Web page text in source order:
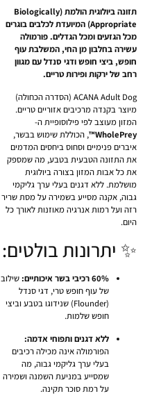
תזונה ביולוגית הולמת (Biologically
Appropriate) המיועדת לכלבים בוגרים
מכל הגזעים ומכל הגדלים. פורמולה
עשירה בחלבון מן החי, המשלבת עוף
חופש, ביצי חופש ודגי סנדל עם מגוון
רחב של ירקות ופירות טריים.
ACANA Adult Dog (הסדרה הכחולה)
מיוצר בקנדה מרכיבים אזוריים טריים.
המזון מעוצב לפי פילוסופיית ה-
WholePrey™ , הכוללת שימוש בבשר,
איברים פנימיים וסחוס ביחסים המדמים
את התזונה הטבעית בטבע, מה שמספק
את כל אבות המזון בצורה ביולוגית
מושלמת. ללא דגנים בעלי ערך גליקמי
גבוה, אקנה מסייע בשמירה על מסת שריר
רזה ועל רמות אנרגיה מאוזנות לאורך כל
היום.
✨ יתרונות בולטים:
60% רכיבי בשר איכותיים:
שילוב
של עוף חופש טרי, דגי סנדל
(Flounder) שנידוגו בטבע וביצי
חופש שלמות.
ללא דגנים ותפוחי אדמה:
הפורמולה אינה מכילה רכיבים
בעלי ערך גליקמי גבוה, מה
שמסייע במניעת השמנה ושמירה
על רמת סוכר תקינה.